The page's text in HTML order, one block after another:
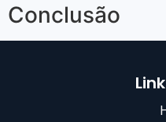
Conclusão